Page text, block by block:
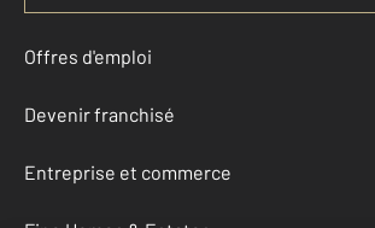
Offres d'emploi
Devenir franchisé
Entreprise et commerce